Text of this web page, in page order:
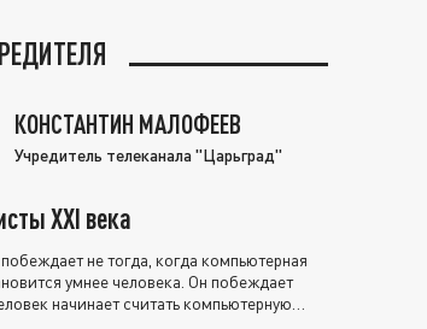
КОНСТАНТИН МАЛОФЕЕВ
Учредитель телеканала "Царьград"
XXI века
не тогда, когда компьютерная
умнее человека. Он побеждает
начинает считать компьютерную